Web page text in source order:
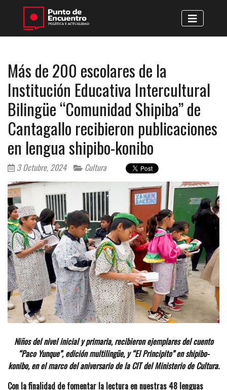
Más de 200 escolares de la
Institución Educativa Intercultural
Bilingüe “Comunidad Shipiba” de
Cantagallo recibieron publicaciones
en lengua shipibo-konibo
3 Octubre, 2024 Cultura
Niños del nivel inicial y primaria, recibieron ejemplares del cuento
“Paco Yunque”, edición multilingüe, y “El Principito” en shipibo-
konibo, en el marco del aniversario de la CIT del Ministerio de Cultura.
Con la finalidad de fomentar la lectura en nuestras 48 lenguas